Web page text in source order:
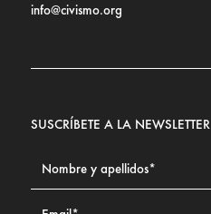
info@civismo.org
SUSCRÍBETE A LA NEWSLETTER